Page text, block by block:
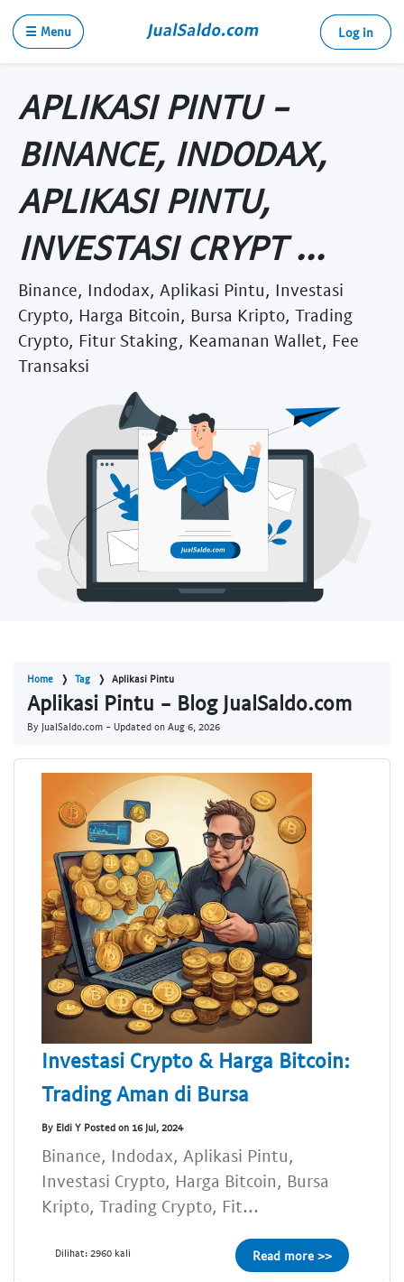
☰ Menu Log in
APLIKASI PINTU -
BINANCE, INDODAX,
APLIKASI PINTU,
INVESTASI CRYPT ...
Binance, Indodax, Aplikasi Pintu, Investasi
Crypto, Harga Bitcoin, Bursa Kripto, Trading
Crypto, Fitur Staking, Keamanan Wallet, Fee
Transaksi
Home Tag Aplikasi Pintu
Aplikasi Pintu - Blog JualSaldo.com
By JualSaldo.com - Updated on Aug 6, 2026
Investasi Crypto & Harga Bitcoin:
Trading Aman di Bursa
By Eldi Y Posted on 16 Jul, 2024
Binance, Indodax, Aplikasi Pintu,
Investasi Crypto, Harga Bitcoin, Bursa
Kripto, Trading Crypto, Fit...
Dilihat: 2960 kali Read more >>